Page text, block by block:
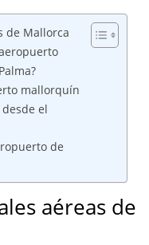
de Mallorca
mallorquín
el
de
aéreas de